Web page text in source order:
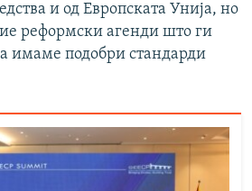
и од Европската Унија, но
реформски агенди што ги
имаме подобри стандарди